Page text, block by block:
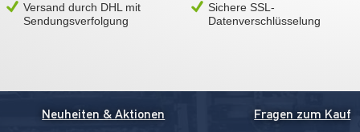
Versand durch DHL mit
Sendungsverfolgung
Sichere SSL-
Datenverschlüsselung
Neuheiten & Aktionen Fragen zum Kauf